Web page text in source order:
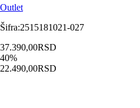
Outlet
Šifra:2515181021-027
37.390,00RSD
40%
22.490,00RSD